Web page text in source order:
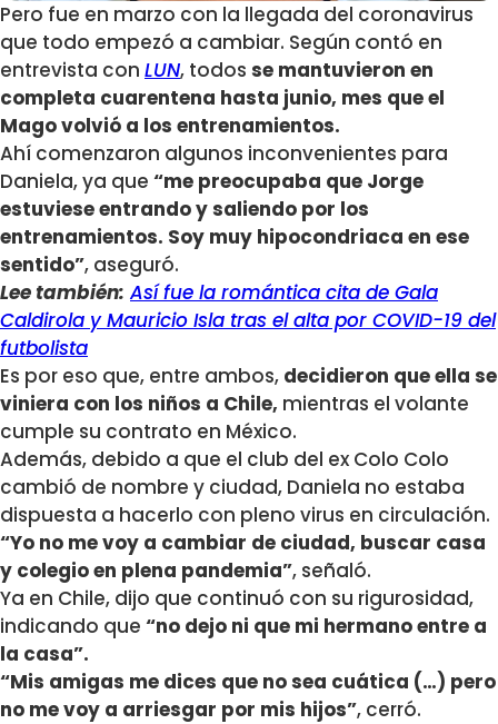
Pero fue en marzo con la llegada del coronavirus
que todo empezó a cambiar. Según contó en
entrevista con LUN, todos se mantuvieron en
completa cuarentena hasta junio, mes que el
Mago volvió a los entrenamientos.
Ahí comenzaron algunos inconvenientes para
Daniela, ya que “me preocupaba que Jorge
estuviese entrando y saliendo por los
entrenamientos. Soy muy hipocondriaca en ese
sentido”, aseguró.
Lee también: Así fue la romántica cita de Gala
Caldirola y Mauricio Isla tras el alta por COVID-19 del
futbolista
Es por eso que, entre ambos, decidieron que ella se
viniera con los niños a Chile, mientras el volante
cumple su contrato en México.
Además, debido a que el club del ex Colo Colo
cambió de nombre y ciudad, Daniela no estaba
dispuesta a hacerlo con pleno virus en circulación.
“Yo no me voy a cambiar de ciudad, buscar casa
y colegio en plena pandemia”, señaló.
Ya en Chile, dijo que continuó con su rigurosidad,
indicando que “no dejo ni que mi hermano entre a
la casa”.
“Mis amigas me dices que no sea cuática (…) pero
no me voy a arriesgar por mis hijos”, cerró.